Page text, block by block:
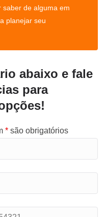
saber de alguma em
planejar seu
abaixo e fale
para
* são obrigatórios